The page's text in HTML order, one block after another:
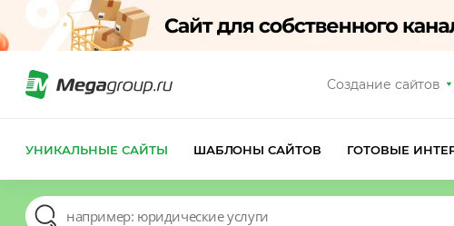
Создание сайтов
УНИКАЛЬНЫЕ САЙТЫ ШАБЛОНЫ САЙТОВ ГОТОВЫЕ